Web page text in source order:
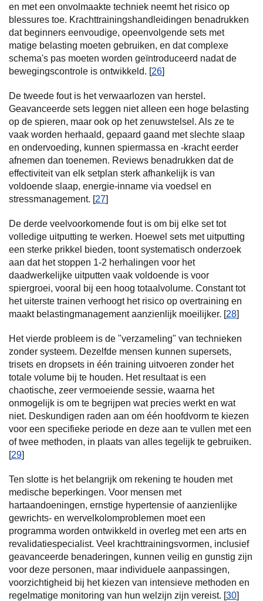
en met een onvolmaakte techniek neemt het risico op
blessures toe. Krachttrainingshandleidingen benadrukken
dat beginners eenvoudige, opeenvolgende sets met
matige belasting moeten gebruiken, en dat complexe
schema's pas moeten worden geïntroduceerd nadat de
bewegingscontrole is ontwikkeld. [26]
De tweede fout is het verwaarlozen van herstel.
Geavanceerde sets leggen niet alleen een hoge belasting
op de spieren, maar ook op het zenuwstelsel. Als ze te
vaak worden herhaald, gepaard gaand met slechte slaap
en ondervoeding, kunnen spiermassa en -kracht eerder
afnemen dan toenemen. Reviews benadrukken dat de
effectiviteit van elk setplan sterk afhankelijk is van
voldoende slaap, energie-inname via voedsel en
stressmanagement. [27]
De derde veelvoorkomende fout is om bij elke set tot
volledige uitputting te werken. Hoewel sets met uitputting
een sterke prikkel bieden, toont systematisch onderzoek
aan dat het stoppen 1-2 herhalingen voor het
daadwerkelijke uitputten vaak voldoende is voor
spiergroei, vooral bij een hoog totaalvolume. Constant tot
het uiterste trainen verhoogt het risico op overtraining en
maakt belastingmanagement aanzienlijk moeilijker. [28]
Het vierde probleem is de "verzameling" van technieken
zonder systeem. Dezelfde mensen kunnen supersets,
trisets en dropsets in één training uitvoeren zonder het
totale volume bij te houden. Het resultaat is een
chaotische, zeer vermoeiende sessie, waarna het
onmogelijk is om te begrijpen wat precies werkt en wat
niet. Deskundigen raden aan om één hoofdvorm te kiezen
voor een specifieke periode en deze aan te vullen met een
of twee methoden, in plaats van alles tegelijk te gebruiken.
[29]
Ten slotte is het belangrijk om rekening te houden met
medische beperkingen. Voor mensen met
hartaandoeningen, ernstige hypertensie of aanzienlijke
gewrichts- en wervelkolomproblemen moet een
programma worden ontwikkeld in overleg met een arts en
revalidatiespecialist. Veel krachttrainingsvormen, inclusief
geavanceerde benaderingen, kunnen veilig en gunstig zijn
voor deze personen, maar individuele aanpassingen,
voorzichtigheid bij het kiezen van intensieve methoden en
regelmatige monitoring van hun welzijn zijn vereist. [30]